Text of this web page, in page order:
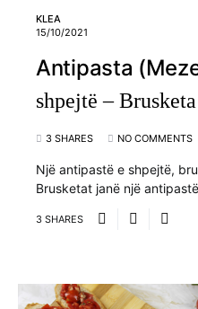
KLEA
15/10/2021
Antipasta
shpejtë –
3 SHARES NO COMMENTS
Një antipastë e shpejtë,
Brusketat janë një
3 SHARES